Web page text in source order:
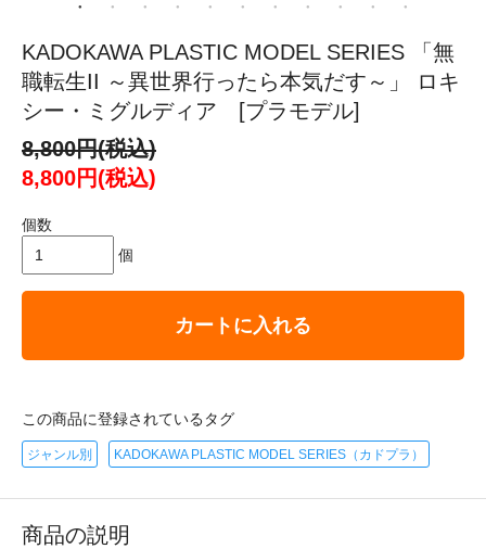
KADOKAWA PLASTIC MODEL SERIES 「無
職転生II ～異世界行ったら本気だす～」 ロキ
シー・ミグルディア [プラモデル]
8,800円(税込)
8,800円(税込)
個数
個
カートに入れる
この商品に登録されているタグ
ジャンル別 KADOKAWA PLASTIC MODEL SERIES（カドプラ）
商品の説明